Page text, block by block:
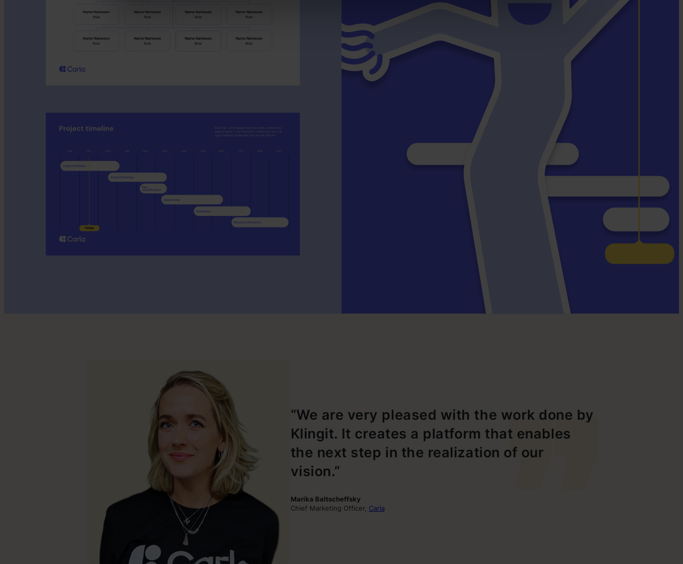
Vi använder enhetsidentifierare för att anpassa innehåll, annonser samt analysera vår trafik. Vi delar dessa identifierare
och information med våra samarbetspartners.
“We are very pleased with the work done by
Klingit. It creates a platform that enables
the next step in the realization of our
vision.”
Marika Baltscheffsky
Chief Marketing Officer, Carla